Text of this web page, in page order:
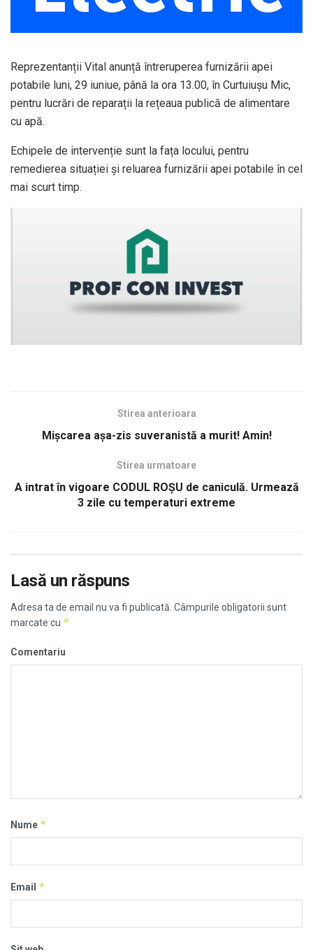
Reprezentanții Vital anunță întreruperea furnizării apei
potabile luni, 29 iuniue, până la ora 13.00, în Curtuiușu Mic,
pentru lucrări de reparații la rețeaua publică de alimentare
cu apă.
Echipele de intervenție sunt la fața locului, pentru
remedierea situației și reluarea furnizării apei potabile în cel
mai scurt timp.
Stirea anterioara
Mișcarea așa-zis suveranistă a murit! Amin!
Stirea urmatoare
A intrat în vigoare CODUL ROȘU de caniculă. Urmează
3 zile cu temperaturi extreme
Lasă un răspuns
Adresa ta de email nu va fi publicată. Câmpurile obligatorii sunt
marcate cu *
Comentariu
Nume *
Email *